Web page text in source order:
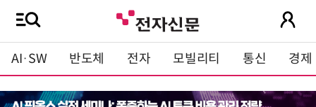
AI·SW 반도체 전자 모빌리티 통신 경제